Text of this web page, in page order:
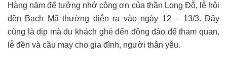
Hàng năm để tưởng nhớ công ơn của thần Long Đỗ, lễ hội
đền Bạch Mã thường diễn ra vào ngày 12 – 13/3. Đây
cũng là dịp mà du khách ghé đến đông đảo để tham quan,
lễ đền và cầu may cho gia đình, người thân yêu.